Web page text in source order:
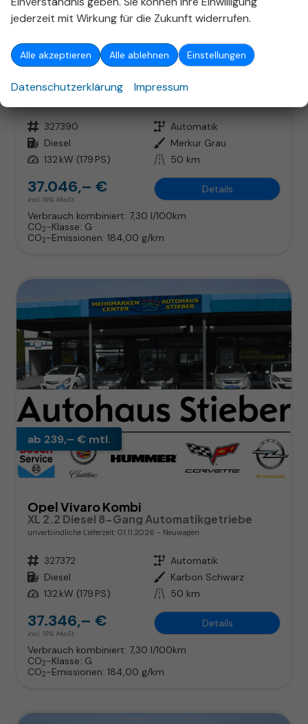
ab 237,– € mtl.
XL 2.2 Diesel 8-Gang Automatikgetriebe
Fahrzeugnr. 327390 Getriebe Automatik
Kraftstoff Diesel Außenfarbe Merkur Grau
Leistung 132 kW (179 PS) Kilometerstand 50 km
37.046,– €
incl. 19% MwSt.
Details
Verbrauch kombiniert: 7,30 l/100km
CO2-Klasse: G
CO2-Emissionen: 184,00 g/km
ab 239,– € mtl.
Opel Vivaro Kombi
XL 2.2 Diesel 8-Gang Automatikgetriebe
unverbindliche Lieferzeit: 01.11.2026 Neuwagen
Fahrzeugnr. 327372 Getriebe Automatik
Kraftstoff Diesel Außenfarbe Karbon Schwarz
Leistung 132 kW (179 PS) Kilometerstand 50 km
37.346,– €
incl. 19% MwSt.
Details
Verbrauch kombiniert: 7,30 l/100km
CO2-Klasse: G
CO2-Emissionen: 184,00 g/km
jederzeit mit Wirkung für die Zukunft widerrufen.
Alle akzeptieren Alle ablehnen Einstellungen
Datenschutzerklärung Impressum